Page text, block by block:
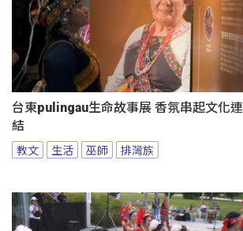
台東pulingau生命故事展 香氛串起文化連
結
教文 生活 巫師 排灣族